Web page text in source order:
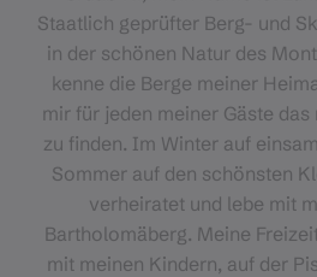
Staatlich geprüfter Berg- und
in der schönen Natur des
kenne die Berge meiner
mir für jeden meiner Gäste
zu finden. Im Winter auf
Sommer auf den schönsten
verheiratet und lebe mit
Bartholomäberg. Meine
mit meinen Kindern, auf der